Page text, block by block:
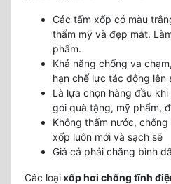
Các tấm xốp có màu
thẩm mỹ và đẹp mắt.
phẩm.
Khả năng chống va
hạn chế lực tác động lên
Là lựa chọn hàng đầu
gói quà tặng, mỹ phẩm,
Không thấm nước,
xốp luôn mới và sạch sẽ
Giá cả phải chăng bình
Các loạixốp hơi chống tĩnh